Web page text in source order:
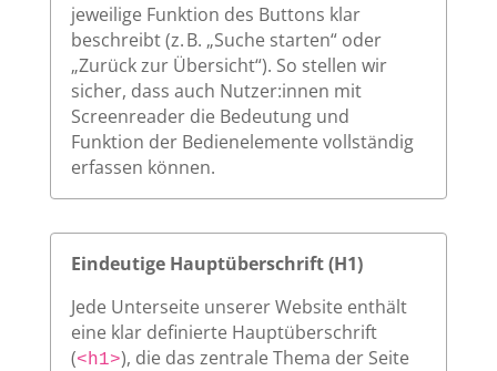
jeweilige Funktion des Buttons klar
beschreibt (z. B. „Suche starten“ oder
„Zurück zur Übersicht“). So stellen wir
sicher, dass auch Nutzer:innen mit
Screenreader die Bedeutung und
Funktion der Bedienelemente vollständig
erfassen können.
Eindeutige Hauptüberschrift (H1)
Jede Unterseite unserer Website enthält
eine klar definierte Hauptüberschrift
(<h1>), die das zentrale Thema der Seite